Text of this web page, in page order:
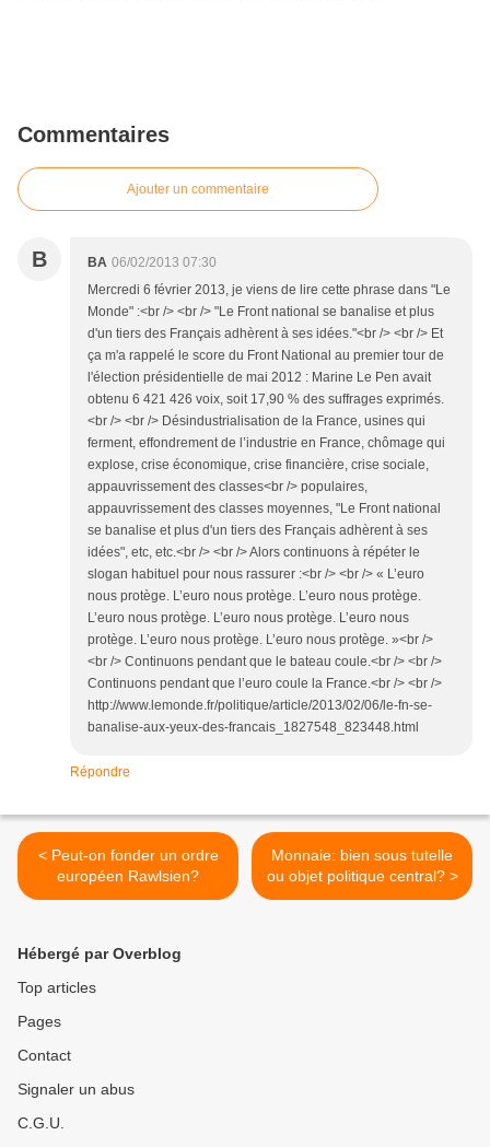
Commentaires
Ajouter un commentaire
B BA 06/02/2013 07:30
Mercredi 6 février 2013, je viens de lire cette phrase dans "Le
Monde" :<br /> <br /> "Le Front national se banalise et plus
d'un tiers des Français adhèrent à ses idées."<br /> <br /> Et
ça m'a rappelé le score du Front National au premier tour de
l'élection présidentielle de mai 2012 : Marine Le Pen avait
obtenu 6 421 426 voix, soit 17,90 % des suffrages exprimés.
<br /> <br /> Désindustrialisation de la France, usines qui
ferment, effondrement de l’industrie en France, chômage qui
explose, crise économique, crise financière, crise sociale,
appauvrissement des classes<br /> populaires,
appauvrissement des classes moyennes, "Le Front national
se banalise et plus d'un tiers des Français adhèrent à ses
idées", etc, etc.<br /> <br /> Alors continuons à répéter le
slogan habituel pour nous rassurer :<br /> <br /> « L’euro
nous protège. L’euro nous protège. L’euro nous protège.
L’euro nous protège. L’euro nous protège. L’euro nous
protège. L’euro nous protège. L’euro nous protège. »<br />
<br /> Continuons pendant que le bateau coule.<br /> <br />
Continuons pendant que l’euro coule la France.<br /> <br />
http://www.lemonde.fr/politique/article/2013/02/06/le-fn-se-
banalise-aux-yeux-des-francais_1827548_823448.html
Répondre
< Peut-on fonder un ordre
européen Rawlsien?
Monnaie: bien sous tutelle
ou objet politique central? >
Hébergé par Overblog
Top articles
Pages
Contact
Signaler un abus
C.G.U.